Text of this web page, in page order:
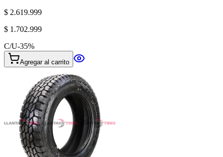
$ 2.619.999
$ 1.702.999
C/U-35%
Agregar al carrito